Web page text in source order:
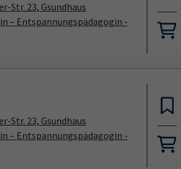
Str. 23, Gsundhaus
– Entspannungspädagogin -
Str. 23, Gsundhaus
– Entspannungspädagogin -